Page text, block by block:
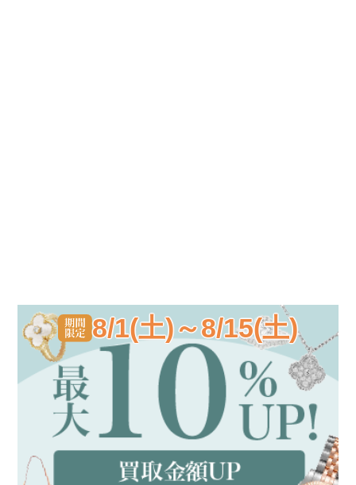
8/1(土)～8/15(土)